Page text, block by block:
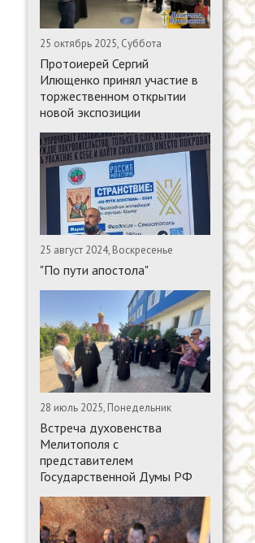
25 октябрь 2025, Суббота
Протоиерей Сергий
Илющенко принял участие в
торжественном открытии
новой экспозиции
25 август 2024, Воскресенье
"По пути апостола"
28 июль 2025, Понедельник
Встреча духовенства
Мелитополя с
представителем
Государственной Думы РФ